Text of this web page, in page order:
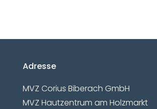
Adresse
MVZ Corius Biberach GmbH
MVZ Hautzentrum am Holzmarkt